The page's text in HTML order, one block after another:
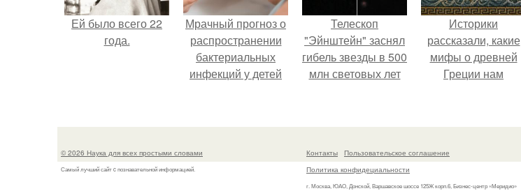
Ей было всего 22
года.
Мрачный прогноз о
распространении
бактериальных
инфекций у детей
Телескоп
"Эйнштейн" заснял
гибель звезды в 500
млн световых лет
Историки
рассказали, какие
мифы о древней
Греции нам
© 2026 Наука для всех простыми словами
Самый лучший сайт c познавательной информацией.
Контакты
Пользовательское соглашение
Политика конфидециальности
г. Москва, ЮАО, Донской, Варшавское шоссе 125Ж корп.6, Бизнес-центр «Меридио»